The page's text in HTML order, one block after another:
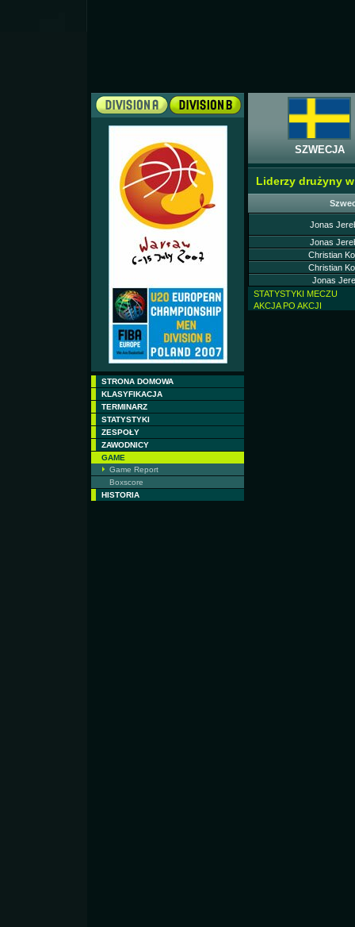
STRONA DOMOWA
KLASYFIKACJA
TERMINARZ
STATYSTYKI
ZESPOŁY
ZAWODNICY
GAME
Game Report
Boxscore
HISTORIA
SZWECJA
Liderzy drużyny
Jonas
Jonas
Christian
Christian
Jonas
STATYSTYKI MECZU
AKCJA PO AKCJI